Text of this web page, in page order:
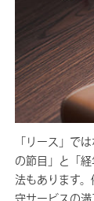
「リース」で
の節目」と「
法もあります
守サービスの